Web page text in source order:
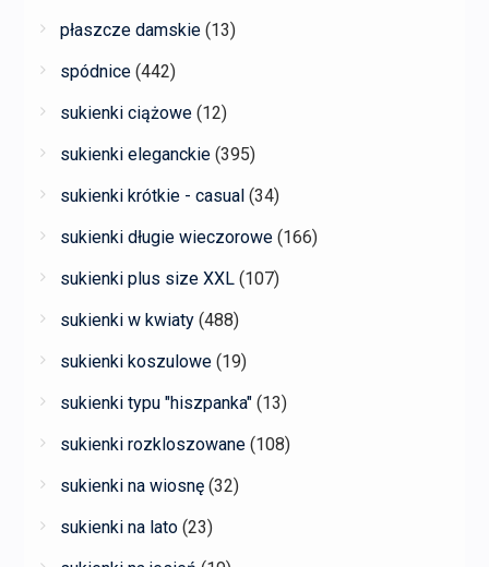
płaszcze damskie (13)
spódnice (442)
sukienki ciążowe (12)
sukienki eleganckie (395)
sukienki krótkie - casual (34)
sukienki długie wieczorowe (166)
sukienki plus size XXL (107)
sukienki w kwiaty (488)
sukienki koszulowe (19)
sukienki typu "hiszpanka" (13)
sukienki rozkloszowane (108)
sukienki na wiosnę (32)
sukienki na lato (23)